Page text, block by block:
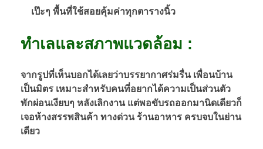
เป๊ะๆ พื้นที่ใช้สอยคุ้มค่าทุกตารางนิ้ว
ทำเลและสภาพแวดล้อม :
จากรูปที่เห็นบอกได้เลยว่าบรรยากาศร่มรื่น เพื่อนบ้าน
เป็นมิตร เหมาะสำหรับคนที่อยากได้ความเป็นส่วนตัว
พักผ่อนเงียบๆ หลังเลิกงาน แต่พอขับรถออกมานิดเดียวก็
เจอห้างสรรพสินค้า ทางด่วน ร้านอาหาร ครบจบในย่าน
เดียว